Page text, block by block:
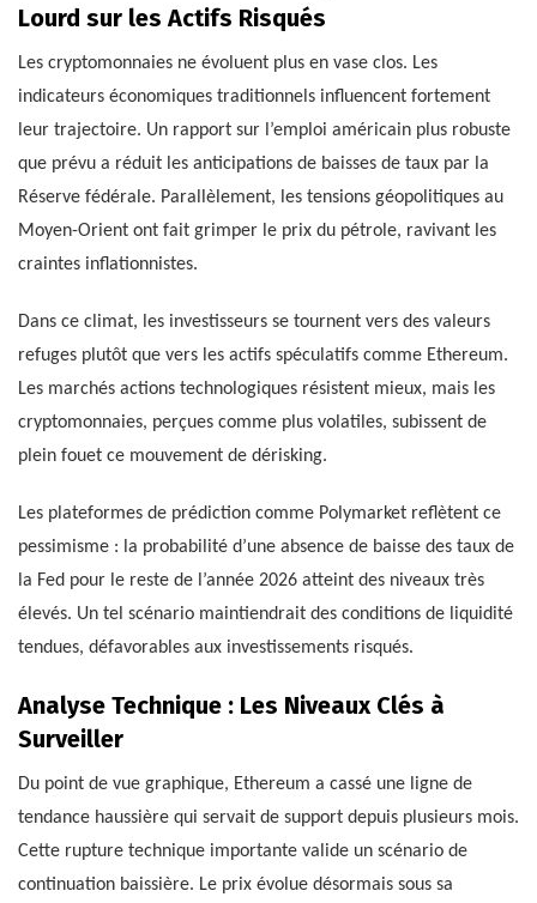
Lourd sur les Actifs Risqués
Les cryptomonnaies ne évoluent plus en vase clos. Les
indicateurs économiques traditionnels influencent fortement
leur trajectoire. Un rapport sur l’emploi américain plus robuste
que prévu a réduit les anticipations de baisses de taux par la
Réserve fédérale. Parallèlement, les tensions géopolitiques au
Moyen-Orient ont fait grimper le prix du pétrole, ravivant les
craintes inflationnistes.
Dans ce climat, les investisseurs se tournent vers des valeurs
refuges plutôt que vers les actifs spéculatifs comme Ethereum.
Les marchés actions technologiques résistent mieux, mais les
cryptomonnaies, perçues comme plus volatiles, subissent de
plein fouet ce mouvement de dérisking.
Les plateformes de prédiction comme Polymarket reflètent ce
pessimisme : la probabilité d’une absence de baisse des taux de
la Fed pour le reste de l’année 2026 atteint des niveaux très
élevés. Un tel scénario maintiendrait des conditions de liquidité
tendues, défavorables aux investissements risqués.
Analyse Technique : Les Niveaux Clés à
Surveiller
Du point de vue graphique, Ethereum a cassé une ligne de
tendance haussière qui servait de support depuis plusieurs mois.
Cette rupture technique importante valide un scénario de
continuation baissière. Le prix évolue désormais sous sa